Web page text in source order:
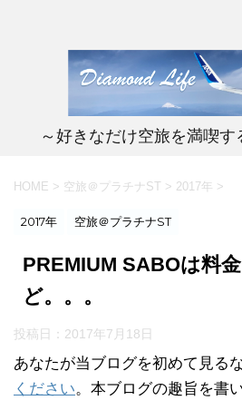
～好きなだけ空旅を満喫す
HOME > 空旅＠プラチナST > 2017年 >
2017年 空旅＠プラチナST
PREMIUM SABOは料
ど。。。
投稿日： 2017年7月18日
あなたが当ブログを初めて見る
ください。本ブログの趣旨を書